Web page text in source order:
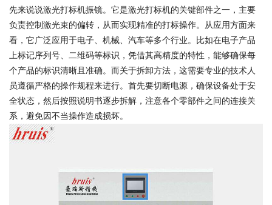
先来说说激光打标机振镜。它是激光打标机的关键部件之一，主要
负责控制激光束的偏转，从而实现精准的打标操作。从应用方面来
看，它广泛应用于电子、机械、汽车等多个行业。比如在电子产品
上标记序列号、二维码等标识，凭借其高精度的特性，能够确保每
个产品的标识清晰且准确。而关于拆卸方法，这需要专业的技术人
员遵循严格的操作规程来进行。首先要切断电源，确保设备处于安
全状态，然后按照说明书逐步拆解，注意各个零部件之间的连接关
系，避免因不当操作造成损坏。